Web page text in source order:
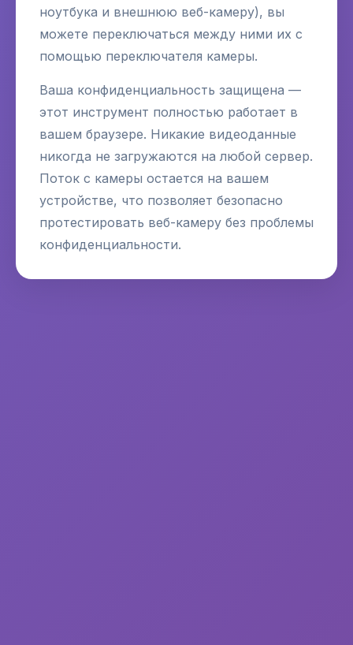
ноутбука и внешнюю веб-камеру), вы
можете переключаться между ними их с
помощью переключателя камеры.
Ваша конфиденциальность защищена —
этот инструмент полностью работает в
вашем браузере. Никакие видеоданные
никогда не загружаются на любой сервер.
Поток с камеры остается на вашем
устройстве, что позволяет безопасно
протестировать веб-камеру без проблемы
конфиденциальности.